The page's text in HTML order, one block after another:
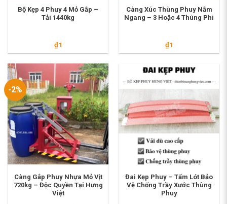
Bộ Kẹp 4 Phuy 4 Mỏ Gắp –
Tải 1440kg
₫1
Càng Xúc Thùng Phuy Nằm
Ngang – 3 Hoặc 4 Thùng Phi
₫1
-2%
Càng Gắp Phuy Nhựa Mỏ Vịt
720kg – Độc Quyền Tại Hưng
Việt
Đai Kẹp Phuy – Tấm Lót Bảo
Vệ Chống Trầy Xước Thùng
Phuy